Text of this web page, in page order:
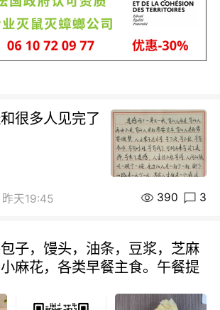
很多人见完了
昨天19:45 390 3
子，馒头，油条，豆浆，芝麻
麻花，各类早餐主食。午餐提